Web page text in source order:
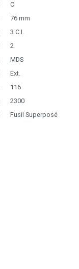
C
76 mm
3 C.I.
2
MDS
Ext.
116
2300
Fusil Superposé